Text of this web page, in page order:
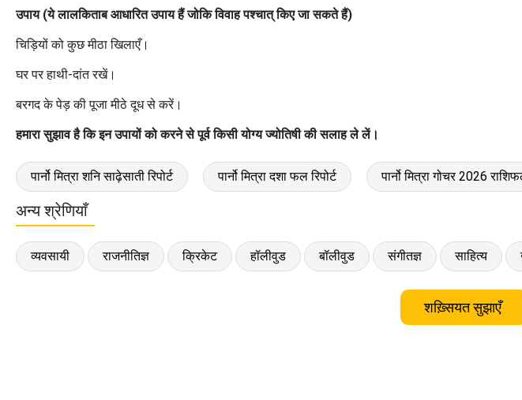
उपाय (ये लालकिताब आधारित उपाय हैं जोकि विवाह पश्चात् किए जा सकते हैं)
चिड़ियों को कुछ मीठा खिलाएँ।
घर पर हाथी-दांत रखें।
बरगद के पेड़ की पूजा मीठे दूध से करें।
हमारा सुझाव है कि इन उपायों को करने से पूर्व किसी योग्य ज्योतिषी की सलाह ले लें।
पार्नो मित्रा शनि साढ़ेसाती रिपोर्ट पार्नो मित्रा दशा फल रिपोर्ट पार्नो मित्रा गोचर 2026
अन्य श्रेणियाँ
व्यवसायी राजनीतिज्ञ क्रिकेट हॉलीवुड बॉलीवुड संगीतज्ञ साहित्य
शख़्सियत सुझाएँ